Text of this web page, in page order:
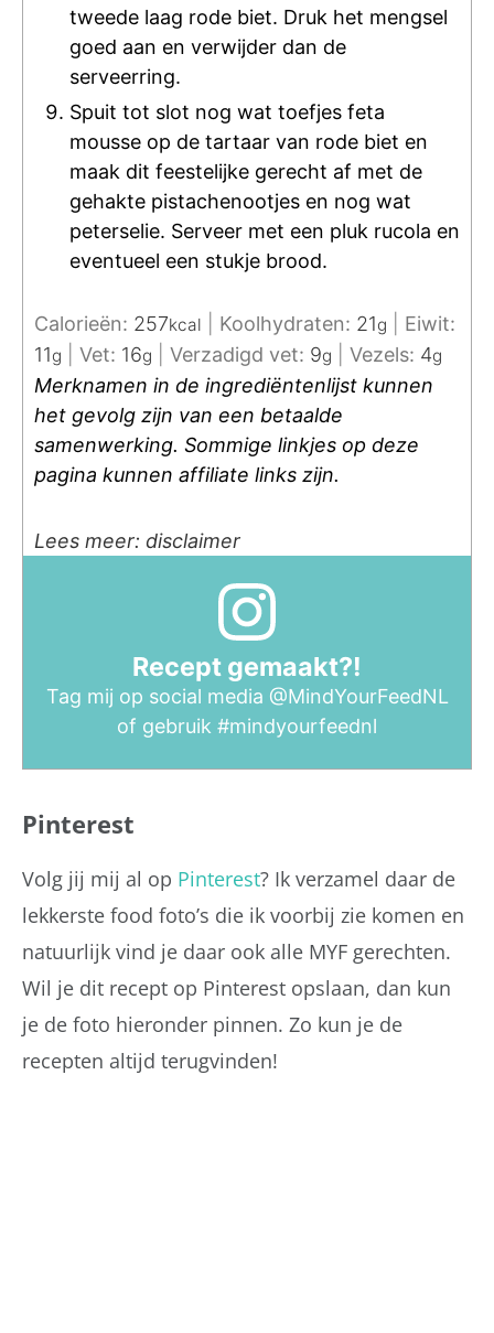
tweede laag rode biet. Druk het mengsel
goed aan en verwijder dan de
serveerring.
Spuit tot slot nog wat toefjes feta
mousse op de tartaar van rode biet en
maak dit feestelijke gerecht af met de
gehakte pistachenootjes en nog wat
peterselie. Serveer met een pluk rucola en
eventueel een stukje brood.
Calorieën: 257kcal Koolhydraten: 21g
Eiwit:
11g Vet: 16g Verzadigd vet: 9g Vezels: 4g
Merknamen in de ingrediëntenlijst kunnen
het gevolg zijn van een betaalde
samenwerking. Sommige linkjes op deze
pagina kunnen affiliate links zijn.
Lees meer: disclaimer
Recept gemaakt?!
Tag mij op social media @MindYourFeedNL
of gebruik #mindyourfeednl
Pinterest
Volg jij mij al op Pinterest? Ik verzamel daar de
lekkerste food foto’s die ik voorbij zie komen en
natuurlijk vind je daar ook alle MYF gerechten.
Wil je dit recept op Pinterest opslaan, dan kun
je de foto hieronder pinnen. Zo kun je de
recepten altijd terugvinden!